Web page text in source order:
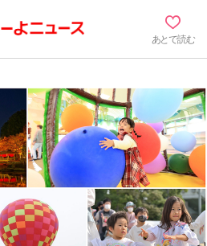
あとで読む